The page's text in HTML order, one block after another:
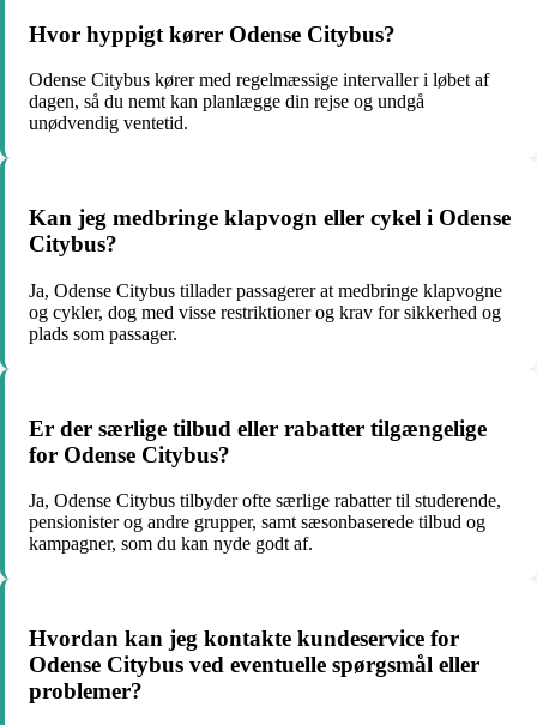
Hvor hyppigt kører Odense Citybus?
Odense Citybus kører med regelmæssige intervaller i løbet af
dagen, så du nemt kan planlægge din rejse og undgå
unødvendig ventetid.
Kan jeg medbringe klapvogn eller cykel i Odense
Citybus?
Ja, Odense Citybus tillader passagerer at medbringe klapvogne
og cykler, dog med visse restriktioner og krav for sikkerhed og
plads som passager.
Er der særlige tilbud eller rabatter tilgængelige
for Odense Citybus?
Ja, Odense Citybus tilbyder ofte særlige rabatter til studerende,
pensionister og andre grupper, samt sæsonbaserede tilbud og
kampagner, som du kan nyde godt af.
Hvordan kan jeg kontakte kundeservice for
Odense Citybus ved eventuelle spørgsmål eller
problemer?